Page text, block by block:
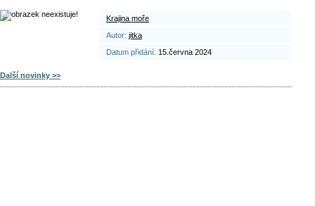
Krajina moře
Autor: jitka
Datum přidání: 15.června 2024
Další novinky >>